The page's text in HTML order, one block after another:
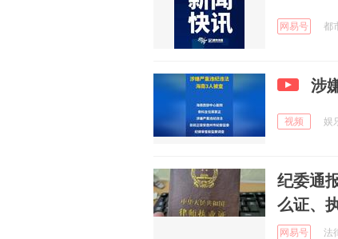
网易号 都
涉
视频 娱
纪委通
么证、
网易号 法